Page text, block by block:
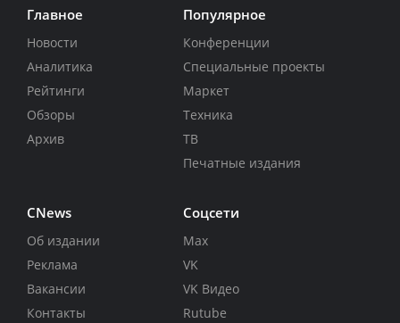
Главное
Новости
Аналитика
Рейтинги
Обзоры
Архив
Популярное
Конференции
Специальные проекты
Маркет
Техника
ТВ
Печатные издания
CNews
Об издании
Реклама
Вакансии
Контакты
Соцсети
Max
VK
VK Видео
Rutube